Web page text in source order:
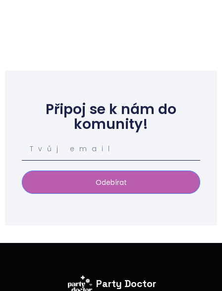
Připoj se k nám do
komunity!
Odebírat
Party Doctor